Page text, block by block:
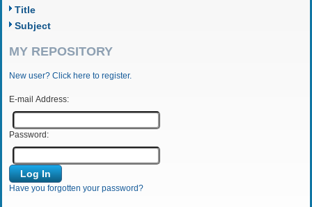
Title
Subject
MY REPOSITORY
New user? Click here to register.
E-mail Address:
Password:
Have you forgotten your password?